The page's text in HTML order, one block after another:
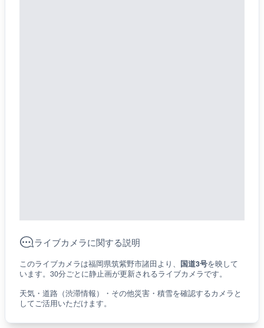
ライブカメラに関する説明
このライブカメラは福岡県筑紫野市諸田より、 国道3号を映して
います。30分ごとに静止画が更新されるライブカメラです。
天気・道路（渋滞情報）・その他災害・積雪を確認するカメラと
してご活用いただけます。